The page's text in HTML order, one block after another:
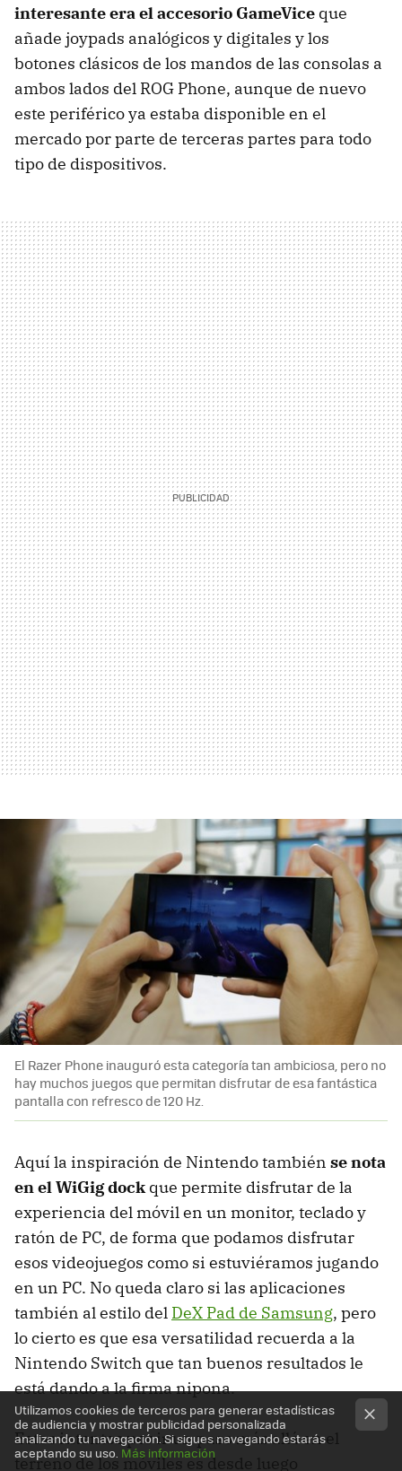
interesante era el accesorio GameVice que
añade joypads analógicos y digitales y los
botones clásicos de los mandos de las consolas a
ambos lados del ROG Phone, aunque de nuevo
este periférico ya estaba disponible en el
mercado por parte de terceras partes para todo
tipo de dispositivos.
El Razer Phone inauguró esta categoría tan ambiciosa, pero no
hay muchos juegos que permitan disfrutar de esa fantástica
pantalla con refresco de 120 Hz.
Aquí la inspiración de Nintendo también se nota
en el WiGig dockque permite disfrutar de la
experiencia del móvil en un monitor, teclado y
ratón de PC, de forma que podamos disfrutar
esos videojuegos como si estuviéramos jugando
en un PC. No queda claro si las aplicaciones
también al estilo del DeX Pad de Samsung, pero
lo cierto es que esa versatilidad recuerda a la
Nintendo Switch que tan buenos resultados le
está dando a la firma nipona.
Estos intentos por ir un paso más allá en el
terreno de los móviles es desde luego
Utilizamos cookies de terceros para generar estadísticas
de audiencia y mostrar publicidad personalizada
analizando tu navegación. Si sigues navegando estarás
aceptando su uso. Más información